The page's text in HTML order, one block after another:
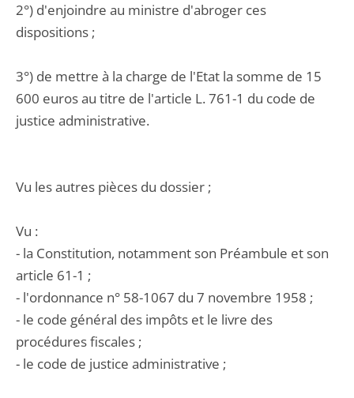
2°) d'enjoindre au ministre d'abroger ces
dispositions ;
3°) de mettre à la charge de l'Etat la somme de 15
600 euros au titre de l'article L. 761-1 du code de
justice administrative.
Vu les autres pièces du dossier ;
Vu :
- la Constitution, notamment son Préambule et son
article 61-1 ;
- l'ordonnance n° 58-1067 du 7 novembre 1958 ;
- le code général des impôts et le livre des
procédures fiscales ;
- le code de justice administrative ;